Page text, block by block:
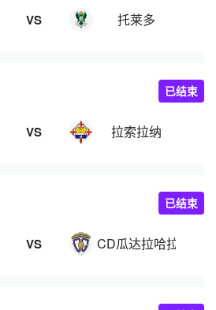
VS 托莱多
VS 拉索拉纳
已结束
VS CD瓜达拉哈拉B队
已结束